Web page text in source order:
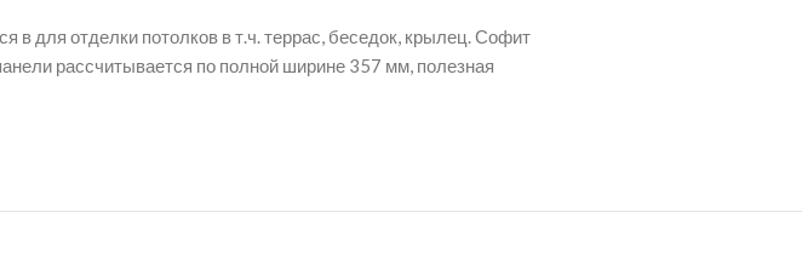
для отделки потолков в т.ч. террас, беседок, крылец. Софит
рассчитывается по полной ширине 357 мм, полезная